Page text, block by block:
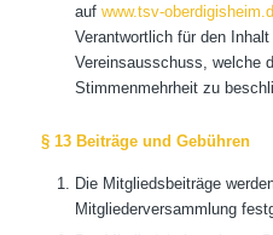
auf www.tsv-
Verantwortlich für den
Vereinsausschuss, welche
Stimmenmehrheit zu
§ 13 Beiträge und Gebühren
Die Mitgliedsbeiträge
Mitgliederversammlung